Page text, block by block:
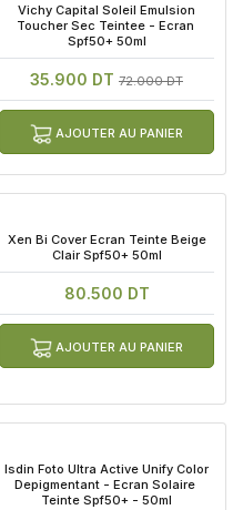
Vichy Capital Soleil Emulsion
Toucher Sec Teintee - Ecran
Spf50+ 50ml
35.900 DT 72.000 DT
AJOUTER AU PANIER
Xen Bi Cover Ecran Teinte Beige
Clair Spf50+ 50ml
80.500 DT
AJOUTER AU PANIER
Isdin Foto Ultra Active Unify Color
Depigmentant - Ecran Solaire
Teinte Spf50+ - 50ml